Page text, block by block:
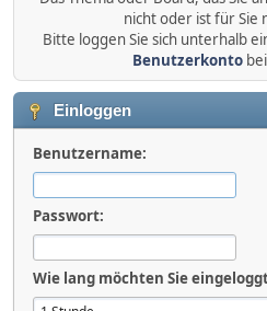
nicht oder ist für Sie
Bitte loggen Sie sich unterhalb
Benutzerkonto
Einloggen
Benutzername:
Passwort:
Wie lang möchten Sie